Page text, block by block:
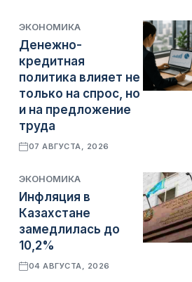
ЭКОНОМИКА
Денежно-
кредитная
политика влияет не
только на спрос, но
и на предложение
труда
07 АВГУСТА, 2026
ЭКОНОМИКА
Инфляция в
Казахстане
замедлилась до
10,2%
04 АВГУСТА, 2026